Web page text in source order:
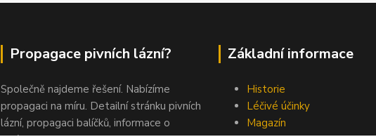
Propagace pivních lázní?
Společně najdeme řešení. Nabízíme
propagaci na míru. Detailní stránku pivních
lázní, propagaci balíčků, informace o
Základní informace
Historie
Léčivé účinky
Magazín